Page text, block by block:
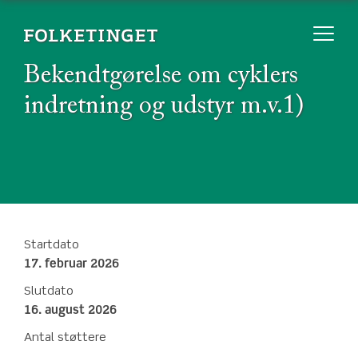
Bekendtgørelse om cyklers
indretning og udstyr m.v.1)
Startdato
17. februar 2026
Slutdato
16. august 2026
Antal støttere